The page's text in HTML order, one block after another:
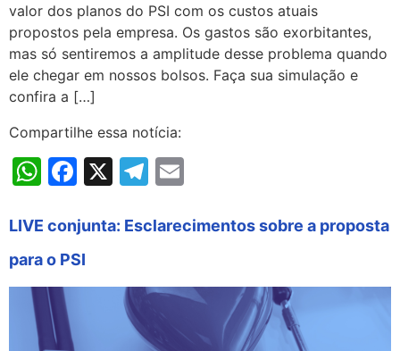
valor dos planos do PSI com os custos atuais
propostos pela empresa. Os gastos são exorbitantes,
mas só sentiremos a amplitude desse problema quando
ele chegar em nossos bolsos. Faça sua simulação e
confira a […]
Compartilhe essa notícia:
WhatsApp
Facebook
X Telegram
LIVE conjunta: Esclarecimentos sobre a proposta
para o PSI